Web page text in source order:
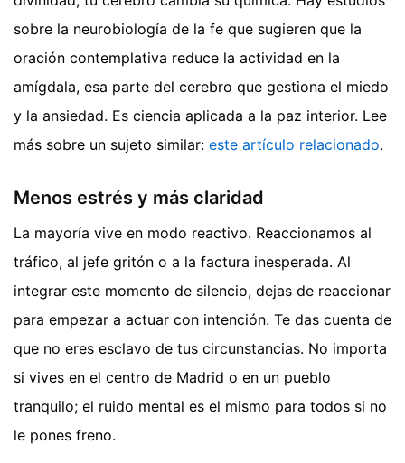
sobre la neurobiología de la fe que sugieren que la
oración contemplativa reduce la actividad en la
amígdala, esa parte del cerebro que gestiona el miedo
y la ansiedad. Es ciencia aplicada a la paz interior. Lee
más sobre un sujeto similar: este artículo relacionado.
Menos estrés y más claridad
La mayoría vive en modo reactivo. Reaccionamos al
tráfico, al jefe gritón o a la factura inesperada. Al
integrar este momento de silencio, dejas de reaccionar
para empezar a actuar con intención. Te das cuenta de
que no eres esclavo de tus circunstancias. No importa
si vives en el centro de Madrid o en un pueblo
tranquilo; el ruido mental es el mismo para todos si no
le pones freno.